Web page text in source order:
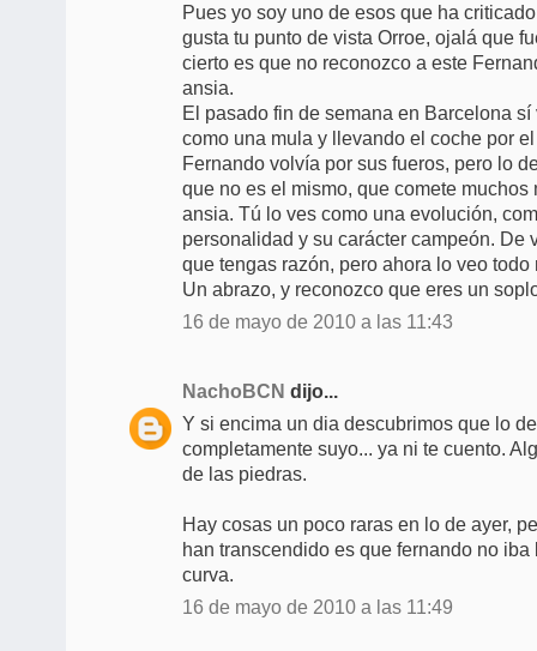
Pues yo soy uno de esos que ha
gusta tu punto de vista Orroe, ojalá que
cierto es que no reconozco a este
ansia.
El pasado fin de semana en Barcelona
como una mula y llevando el coche por
Fernando volvía por sus fueros, pero lo
que no es el mismo, que comete
ansia. Tú lo ves como una evolución,
personalidad y su carácter campeón. De
que tengas razón, pero ahora lo veo todo
Un abrazo, y reconozco que eres un
16 de mayo de 2010 a las 11:43
NachoBCN dijo...
Y si encima un dia descubrimos que lo
completamente suyo... ya ni te cuento.
de las piedras.
Hay cosas un poco raras en lo de ayer,
han transcendido es que fernando no
curva.
16 de mayo de 2010 a las 11:49